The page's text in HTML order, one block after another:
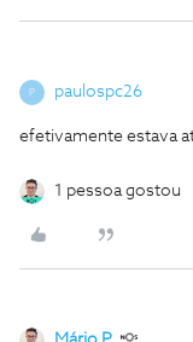
P paulospc26
efetivamente estava
1 pessoa gostou